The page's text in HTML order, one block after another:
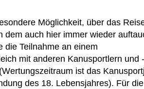
Möglichkeit, über das
auch hier immer wieder
die Teilnahme an einem
mit anderen Kanusportlern und -
ist das
des 18. Lebensjahres). Für die